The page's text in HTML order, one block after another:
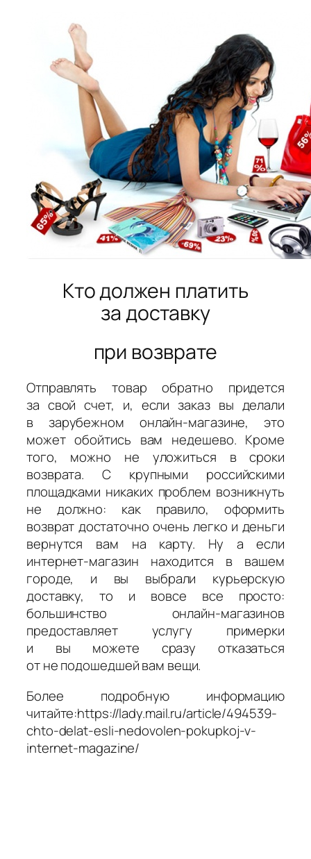
Кто должен платить
за доставку
при возврате
Отправлять товар обратно придется
за свой счет, и, если заказ вы делали
в зарубежном онлайн-магазине, это
может обойтись вам недешево. Кроме
того, можно не уложиться в сроки
возврата. С крупными российскими
площадками никаких проблем возникнуть
не должно: как правило, оформить
возврат достаточно очень легко и деньги
вернутся вам на карту. Ну а если
интернет-магазин находится в вашем
городе, и вы выбрали курьерскую
доставку, то и вовсе все просто:
большинство онлайн-магазинов
предоставляет услугу примерки
и вы можете сразу отказаться
от не подошедшей вам вещи.
Более подробную информацию
читайте:https://lady.mail.ru/article/494539-
chto-delat-esli-nedovolen-pokupkoj-v-
internet-magazine/